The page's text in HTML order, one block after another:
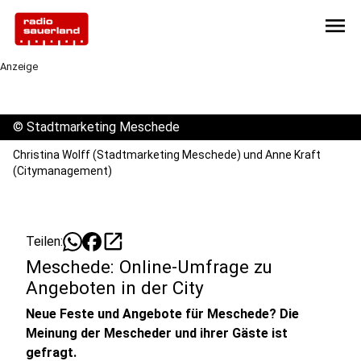
menu
Anzeige
© Stadtmarketing Meschede
Christina Wolff (Stadtmarketing Meschede) und Anne Kraft
(Citymanagement)
Teilen: open_in_new
Meschede: Online-Umfrage zu
Angeboten in der City
Neue Feste und Angebote für Meschede? Die
Meinung der Mescheder und ihrer Gäste ist
gefragt.